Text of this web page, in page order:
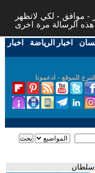
- موافق - لكي لاتظهر
- اخبار الرياضة - اخبار
التبرع للموقع - ادعمونا